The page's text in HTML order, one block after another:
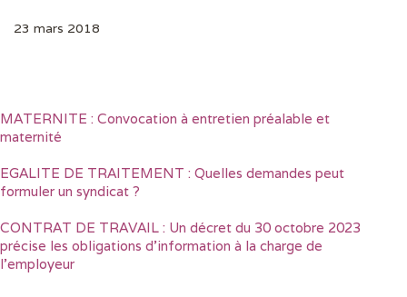
23 mars 2018
MATERNITE : Convocation à entretien préalable et
maternité
EGALITE DE TRAITEMENT : Quelles demandes peut
formuler un syndicat ?
CONTRAT DE TRAVAIL : Un décret du 30 octobre 2023
précise les obligations d’information à la charge de
l’employeur